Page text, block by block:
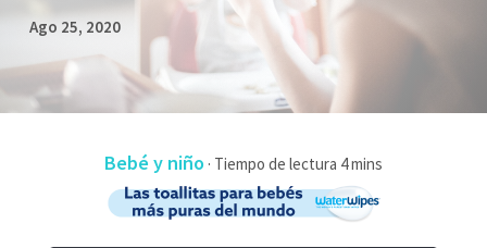
Ago 25, 2020
Bebé y niño ·